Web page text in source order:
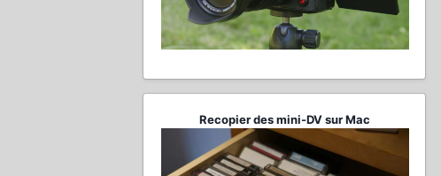
Recopier des mini-DV sur Mac